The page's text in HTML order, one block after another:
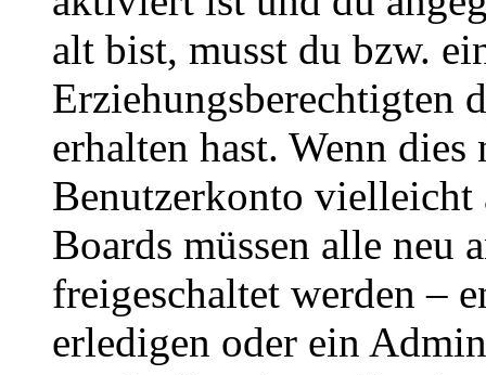
alt bist, musst du bzw.
Erziehungsberechtigten
erhalten hast. Wenn
Benutzerkonto
Boards müssen alle neu
freigeschaltet werden –
erledigen oder ein